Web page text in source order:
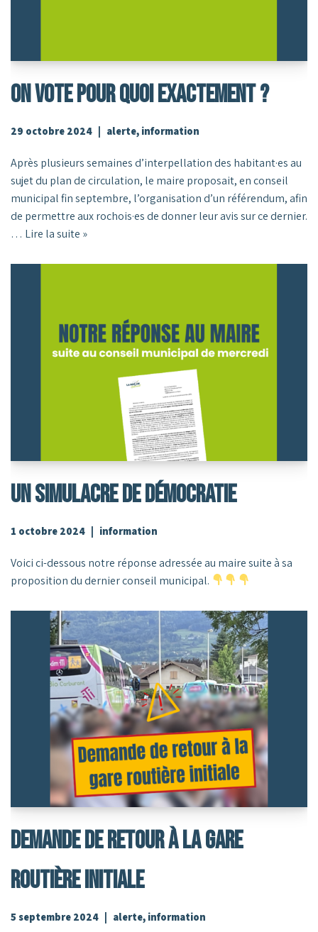
ON VOTE POUR QUOI EXACTEMENT ?
29 octobre 2024 alerte, information
Après plusieurs semaines d’interpellation des habitant·es au
sujet du plan de circulation, le maire proposait, en conseil
municipal fin septembre, l’organisation d’un référendum, afin
de permettre aux rochois·es de donner leur avis sur ce dernier.
… Lire la suite »
Un Simulacre De Démocratie
1 octobre 2024 information
Voici ci-dessous notre réponse adressée au maire suite à sa
proposition du dernier conseil municipal.
Demande De Retour À La Gare
Routière Initiale
5 septembre 2024 alerte, information